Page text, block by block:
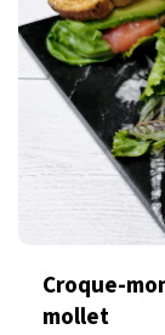
Croque-
mollet